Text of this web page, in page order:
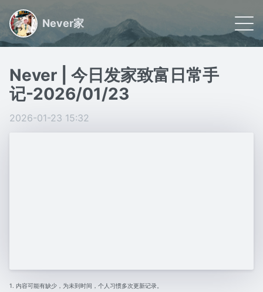
Never家
📝 文章
🏷 分类
Never | 今日发家致富日常手
记-2026/01/23
2026-01-23 15:32
1. 内容可能有缺少，为未到时间，个人习惯多次更新记录。